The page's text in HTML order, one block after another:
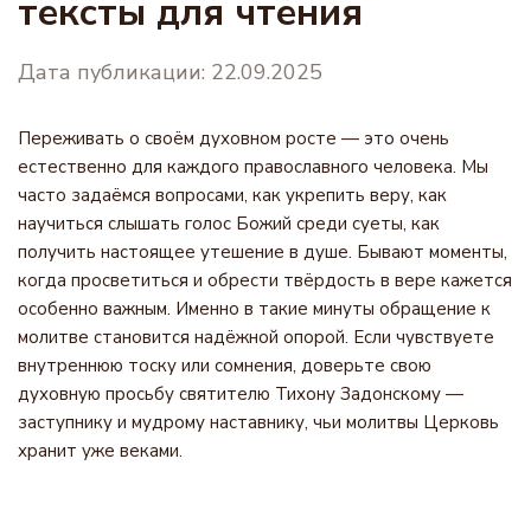
тексты для чтения
Дата публикации: 22.09.2025
Переживать о своём духовном росте — это очень
естественно для каждого православного человека. Мы
часто задаёмся вопросами, как укрепить веру, как
научиться слышать голос Божий среди суеты, как
получить настоящее утешение в душе. Бывают моменты,
когда просветиться и обрести твёрдость в вере кажется
особенно важным. Именно в такие минуты обращение к
молитве становится надёжной опорой. Если чувствуете
внутреннюю тоску или сомнения, доверьте свою
духовную просьбу святителю Тихону Задонскому —
заступнику и мудрому наставнику, чьи молитвы Церковь
хранит уже веками.